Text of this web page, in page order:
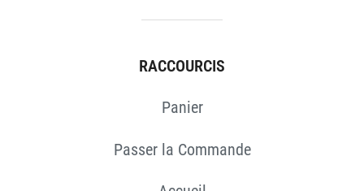
RACCOURCIS
Panier
Passer la Commande